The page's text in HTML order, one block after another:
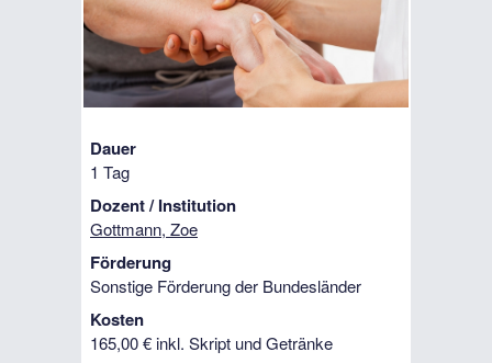
Dauer
1 Tag
Dozent / Institution
Gottmann, Zoe
Förderung
Sonstige Förderung der Bundesländer
Kosten
165,00 € inkl. Skript und Getränke